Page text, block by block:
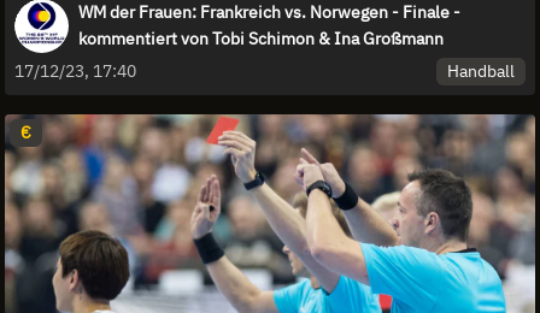
WM der Frauen: Frankreich vs. Norwegen - Finale -
kommentiert von Tobi Schimon & Ina Großmann
17/12/23, 17:40
Handball
€